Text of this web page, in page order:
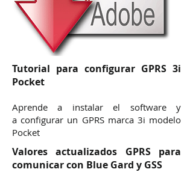
Tutorial para configurar GPRS 3i
Pocket
Aprende a instalar el software y
a configurar un GPRS marca 3i modelo
Pocket
Valores actualizados GPRS para
comunicar con Blue Gard y GSS